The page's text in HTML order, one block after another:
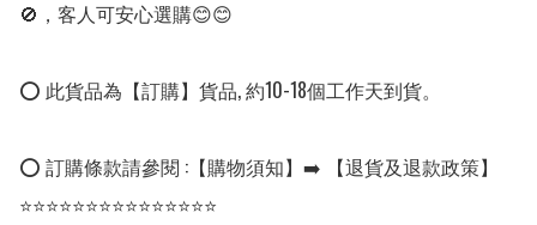
🚫，客人可安心選購😊😊
⭕ 此貨品為【訂購】貨品, 約10-18個工作天到貨。
⭕ 訂購條款請參閱 :【購物須知】➡️ 【退貨及退款政策】
⭐⭐⭐⭐⭐⭐⭐⭐⭐⭐⭐⭐⭐⭐⭐